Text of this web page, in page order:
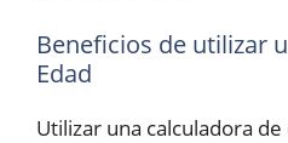
Beneficios de utilizar
Edad
Utilizar una calculadora